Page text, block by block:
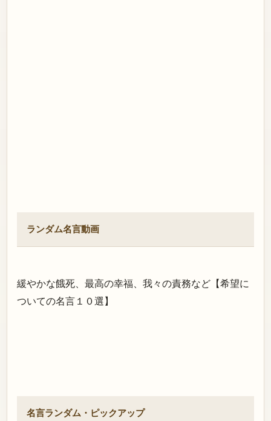
ランダム名言動画
緩やかな餓死、最高の幸福、我々の責務など【希望に
ついての名言１０選】
名言ランダム・ピックアップ